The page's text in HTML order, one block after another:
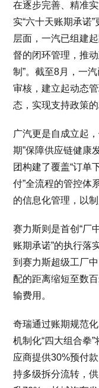
在逐步完善、精准
实“六十天账期承诺
层面，一汽已组建
督的闭环管理，推
制”。截至8月，一
审核，建立起动态
态，实现支持政策的
广汽更是自成立起
期”保障供应链健康
团构建了覆盖“订
付”全流程的管控体
的信息化管理，以
赛力斯则是首创“厂
账期承诺”的执行落
到赛力斯超级工厂
配的距离缩短至数
输费用。
奇瑞通过账期规范
机制化“四大组合拳
应商提供30%预付
持多级拆分流转，